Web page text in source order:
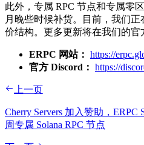
此外，专属 RPC 节点和专属零
月晚些时候补货。目前，我们
价结构。更多更新将在我们的官
ERPC 网站： https://
官方 Discord： https://
上一页
Cherry Servers 加入赞助，ERPC
周专属 Solana RPC 节点